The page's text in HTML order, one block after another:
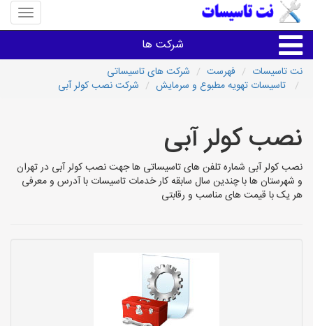
منوی
سایت
شرکت ها
خدمات تاسیسات ساختمان
خدمات تاسیسات ساختمان
سایر خدمات
نت تاسیسات فهرست
شرکت های تاسیساتی
تاسیسات تهویه مطبوع و سرمایش
شرکت نصب کولر آبی
نصب کولر آبی
نصب کولر آبی شماره تلفن های تاسیساتی ها جهت نصب کولر آبی در تهران
و شهرستان ها با چندین سال سابقه کار خدمات تاسیسات با آدرس و معرفی
هر یک با قیمت های مناسب و رقابتی